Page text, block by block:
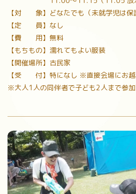
【対 象】どなたでも（未就学児は保
【定 員】なし
【費 用】無料
【もちもの】濡れてもよい服装
【開催場所】古民家
【受 付】特になし ※直接会場にお越
※大人1人の同伴者で子ども2人まで参